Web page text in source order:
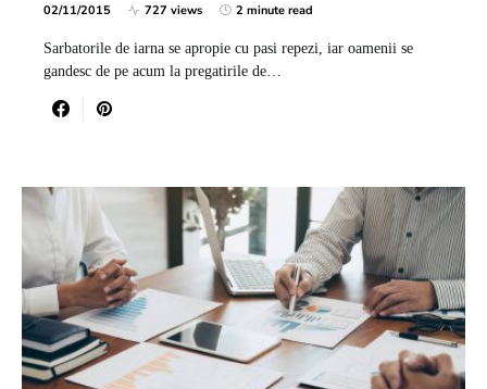
02/11/2015 727 views 2 minute read
Sarbatorile de iarna se apropie cu pasi repezi, iar oamenii se
gandesc de pe acum la pregatirile de…